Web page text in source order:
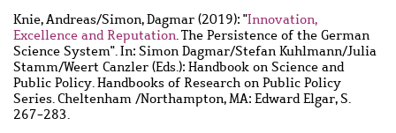
Knie, Andreas/Simon, Dagmar (2019): "Innovation,
Excellence and Reputation. The Persistence of the German
Science System". In: Simon Dagmar/Stefan Kuhlmann/Julia
Stamm/Weert Canzler (Eds.): Handbook on Science and
Public Policy. Handbooks of Research on Public Policy
Series. Cheltenham /Northampton, MA: Edward Elgar, S.
267-283.